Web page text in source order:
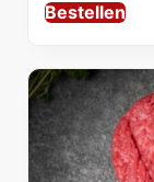
Bestellen